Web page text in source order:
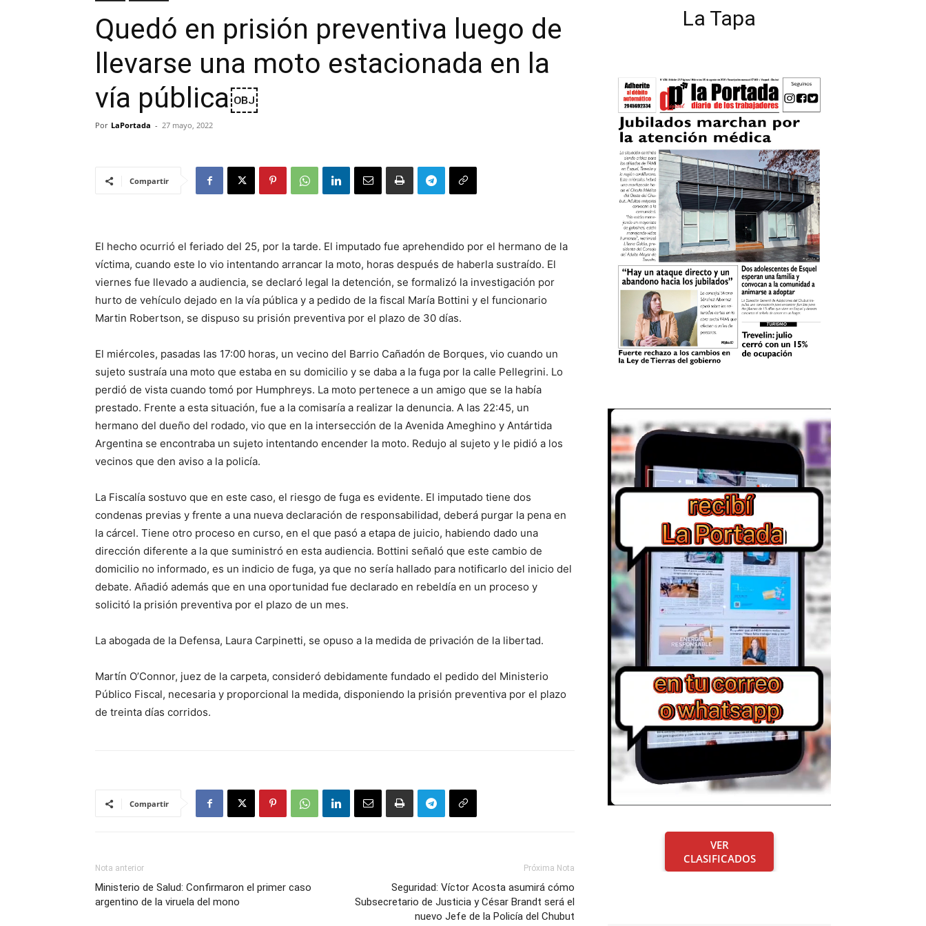
Quedó en prisión preventiva luego de
llevarse una moto estacionada en la
vía pública￼
Por LaPortada - 27 mayo, 2022
Compartir
El hecho ocurrió el feriado del 25, por la tarde. El imputado fue aprehendido por el hermano de la
víctima, cuando este lo vio intentando arrancar la moto, horas después de haberla sustraído. El
viernes fue llevado a audiencia, se declaró legal la detención, se formalizó la investigación por
hurto de vehículo dejado en la vía pública y a pedido de la fiscal María Bottini y el funcionario
Martin Robertson, se dispuso su prisión preventiva por el plazo de 30 días.
El miércoles, pasadas las 17:00 horas, un vecino del Barrio Cañadón de Borques, vio cuando un
sujeto sustraía una moto que estaba en su domicilio y se daba a la fuga por la calle Pellegrini. Lo
perdió de vista cuando tomó por Humphreys. La moto pertenece a un amigo que se la había
prestado. Frente a esta situación, fue a la comisaría a realizar la denuncia. A las 22:45, un
hermano del dueño del rodado, vio que en la intersección de la Avenida Ameghino y Antártida
Argentina se encontraba un sujeto intentando encender la moto. Redujo al sujeto y le pidió a los
vecinos que den aviso a la policía.
La Fiscalía sostuvo que en este caso, el riesgo de fuga es evidente. El imputado tiene dos
condenas previas y frente a una nueva declaración de responsabilidad, deberá purgar la pena en
la cárcel. Tiene otro proceso en curso, en el que pasó a etapa de juicio, habiendo dado una
dirección diferente a la que suministró en esta audiencia. Bottini señaló que este cambio de
domicilio no informado, es un indicio de fuga, ya que no sería hallado para notificarlo del inicio del
debate. Añadió además que en una oportunidad fue declarado en rebeldía en un proceso y
solicitó la prisión preventiva por el plazo de un mes.
La abogada de la Defensa, Laura Carpinetti, se opuso a la medida de privación de la libertad.
Martín O’Connor, juez de la carpeta, consideró debidamente fundado el pedido del Ministerio
Público Fiscal, necesaria y proporcional la medida, disponiendo la prisión preventiva por el plazo
de treinta días corridos.
Compartir
Nota anterior
Ministerio de Salud: Confirmaron el primer caso
argentino de la viruela del mono
Próxima Nota
Seguridad: Víctor Acosta asumirá cómo
Subsecretario de Justicia y César Brandt será el
nuevo Jefe de la Policía del Chubut
La Tapa
VER
CLASIFICADOS